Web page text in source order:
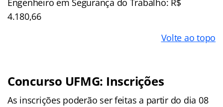
Engenheiro em Segurança do Trabalho: R$
4.180,66
Volte ao topo
Concurso UFMG: Inscrições
As inscrições poderão ser feitas a partir do dia 08